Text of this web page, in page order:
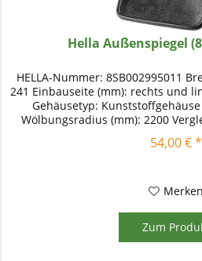
Hella Außenspiegel
HELLA-Nummer: 8SB002995011
241 Einbauseite (mm): rechts und
Gehäusetyp:
Wölbungsradius (mm): 2200
399576
54,00 € *
Merken
Zum